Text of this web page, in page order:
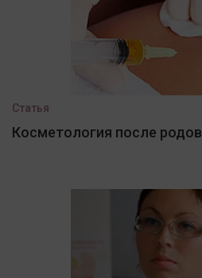
Статья
Косметология после родов